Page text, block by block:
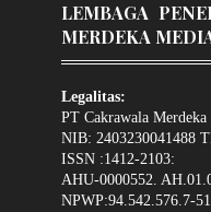
LEMBAGA
MERDEKA
Legalitas:
PT Cakrawala Merdeka
NIB: 2403230041488
ISSN :1412-2103:
AHU-0000552.
NPWP:94.542.576.7-